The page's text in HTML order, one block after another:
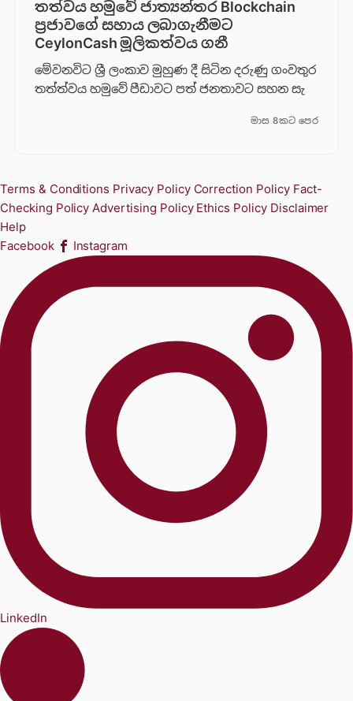
තත්වය හමුවේ ජාත්‍යන්තර Blockchain
ප්‍රජාවගේ සහාය ලබාගැනීමට
CeylonCash මූලිකත්වය ග​නී
මේවනවිට ශ්‍රී ලංකාව මුහුණ දී සිටින දරුණු ගංවතුර
තත්ත්වය හමුවේ පීඩාවට පත් ජනතාවට සහන සැ
මාස 8කට පෙර
Terms & Conditions Privacy Policy Correction Policy Fact-
Checking Policy Advertising Policy Ethics Policy Disclaimer
Help
Facebook
Instagram
LinkedIn